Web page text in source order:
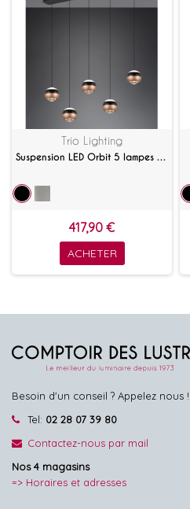
Trio Lighting
Suspension LED Orbit 5 lampes linéaire
417,90 €
ACHETER
Besoin d'un conseil ? Appelez nous !
Tel: 02 28 07 39 80
Contactez-nous par mail
Nos 4 magasins
=> Horaires et adresses